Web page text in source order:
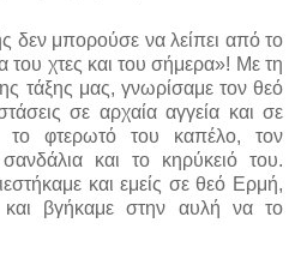
δεν μπορούσε να λείπει από το
του χτες και του σήμερα»! Με τη
τάξης μας, γνωρίσαμε τον θεό
σε αρχαία αγγεία και σε
το φτερωτό του καπέλο, τον
και το κηρύκειό του.
και εμείς σε θεό Ερμή,
βγήκαμε στην αυλή να το